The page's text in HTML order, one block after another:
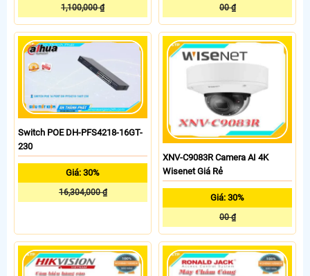
1,100,000 ₫ 00 ₫
Switch POE DH-PFS4218-16GT-
230
Giá: 30%
16,304,000 ₫
XNV-C9083R Camera AI 4K
Wisenet Giá Rẻ
Giá: 30%
00 ₫